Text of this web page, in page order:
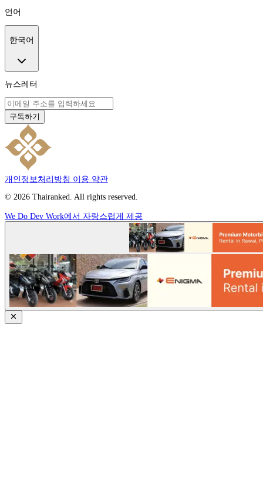
언어
한국어
뉴스레터
구독하기
개인정보처리방침 이용 약관
© 2026 Thairanked. All rights reserved.
We Do Dev Work에서 자랑스럽게 제공